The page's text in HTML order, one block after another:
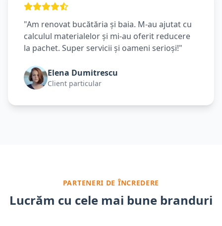
"Am renovat bucătăria și baia. M-au ajutat cu
calculul materialelor și mi-au oferit reducere
la pachet. Super servicii și oameni serioși!"
Elena Dumitrescu
Client particular
PARTENERI DE ÎNCREDERE
Lucrăm cu cele mai bune branduri